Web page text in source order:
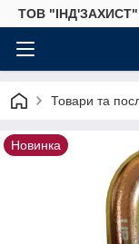
ТОВ
Товари та
Новинка